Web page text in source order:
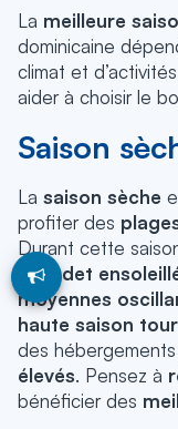
La meilleure
dominicaine
climat et
aider à choisir le
Saison
La saison sèche
profiter des
Durant cette
chaudet
moyennes
haute saison
des
élevés. Pensez à
bénéficier des